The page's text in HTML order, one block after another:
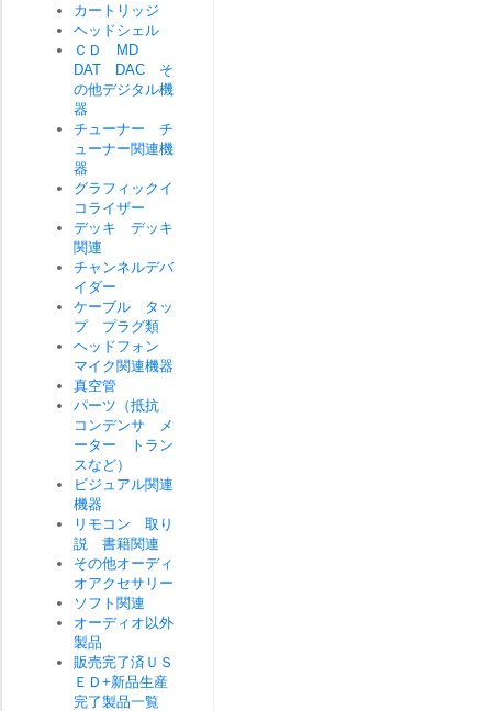
カートリッジ
ヘッドシェル
ＣＤ MD
DAT DAC そ
の他デジタル機
器
チューナー チ
ューナー関連機
器
グラフィックイ
コライザー
デッキ デッキ
関連
チャンネルデバ
イダー
ケーブル タッ
プ プラグ類
ヘッドフォン
マイク関連機器
真空管
パーツ（抵抗
コンデンサ メ
ーター トラン
スなど）
ビジュアル関連
機器
リモコン 取り
説 書籍関連
その他オーディ
オアクセサリー
ソフト関連
オーディオ以外
製品
販売完了済ＵＳ
ＥＤ+新品生産
完了製品一覧